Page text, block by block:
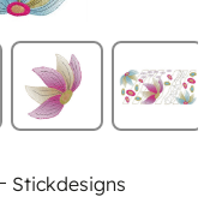
Stickdesigns